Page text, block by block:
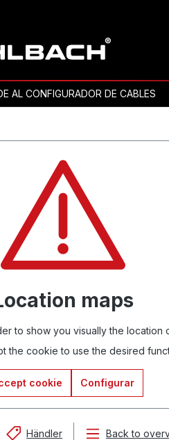
AL CONFIGURADOR DE CABLES
maps
to show you visually the location
the cookie to use the desired
cookie Configurar
Händler Back to